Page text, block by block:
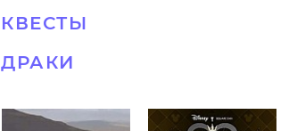
КВЕСТЫ
ДРАКИ